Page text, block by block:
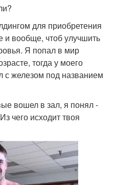
для приобретения
и вообще, чтоб улучшить
Я попал в мир
тогда у моего
с железом под названием
вошел в зал, я понял -
чего исходит твоя